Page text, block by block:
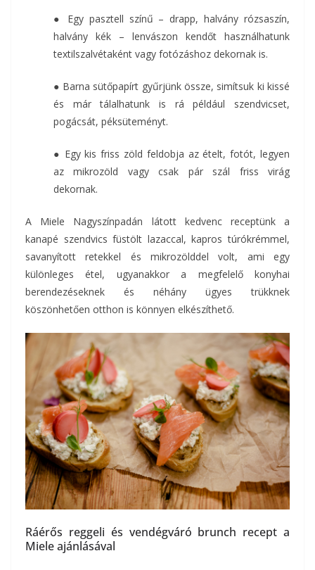
● Egy pasztell színű – drapp, halvány rózsaszín,
halvány kék – lenvászon kendőt használhatunk
textilszalvétaként vagy fotózáshoz dekornak is.
● Barna sütőpapírt gyűrjünk össze, simítsuk ki kissé
és már tálalhatunk is rá például szendvicset,
pogácsát, péksüteményt.
● Egy kis friss zöld feldobja az ételt, fotót, legyen
az mikrozöld vagy csak pár szál friss virág
dekornak.
A Miele Nagyszínpadán látott kedvenc receptünk a
kanapé szendvics füstölt lazaccal, kapros túrókrémmel,
savanyított retekkel és mikrozölddel volt, ami egy
különleges étel, ugyanakkor a megfelelő konyhai
berendezéseknek és néhány ügyes trükknek
köszönhetően otthon is könnyen elkészíthető.
Ráérős reggeli és vendégváró brunch recept a
Miele ajánlásával